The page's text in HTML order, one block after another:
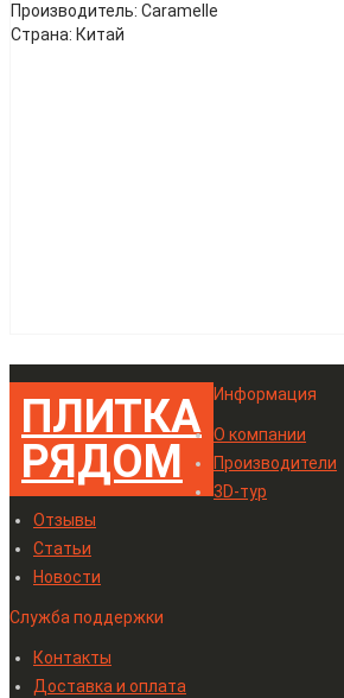
Производитель: Caramelle
Страна: Китай
ПЛИТКА
РЯДОМ
Информация
О компании
Производители
3D-тур
Отзывы
Статьи
Новости
Служба поддержки
Контакты
Доставка и оплата